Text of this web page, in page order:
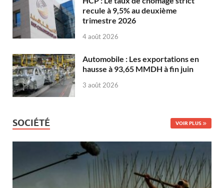
recule à 9,5% au deuxième
trimestre 2026
4 août 2026
Automobile : Les exportations en
hausse à 93,65 MMDH à fin juin
3 août 2026
SOCIÉTÉ VOIR PLUS